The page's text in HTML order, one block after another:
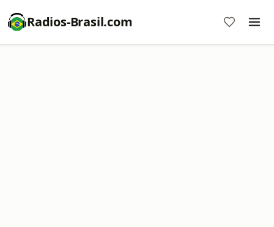
Radios-Brasil.com